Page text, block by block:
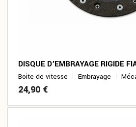
DISQUE D’EMBRAYAGE RIGIDE
Boîte de vitesse Embrayage
24,90 €